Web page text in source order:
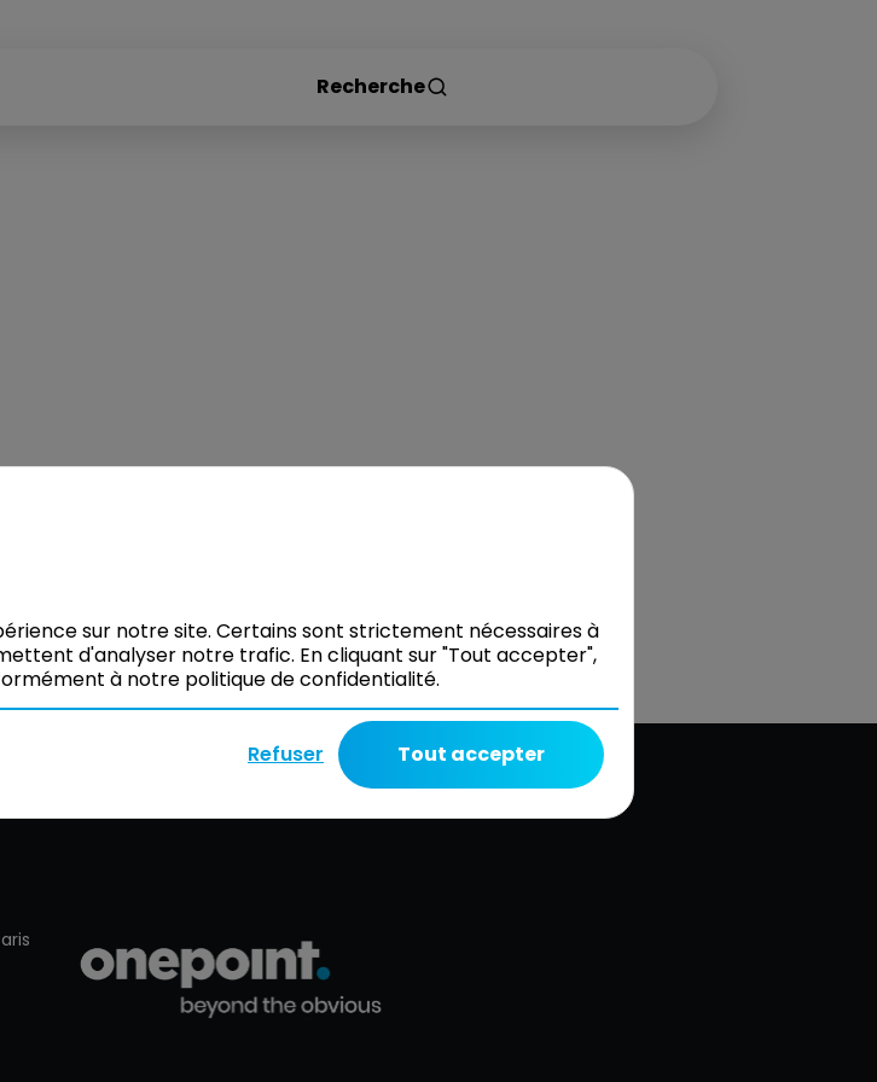
sur notre site. Certains sont strictement nécessaires à
d'analyser notre trafic. En cliquant sur "Tout accepter",
à notre politique de confidentialité.
Refuser Tout accepter